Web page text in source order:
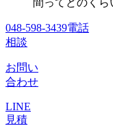
048-598-3439電話
相談
お問い
合わせ
LINE
見積